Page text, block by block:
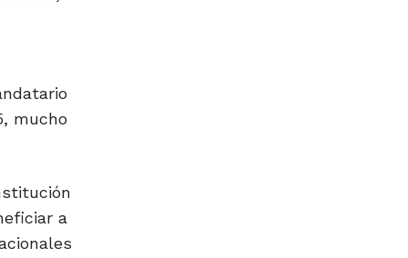
mucho
a